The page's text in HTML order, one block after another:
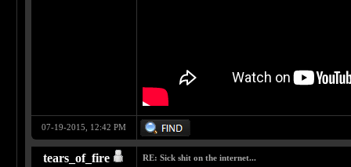
07-19-2015, 12:42 PM
tears_of_fire RE: Sick shit on the internet...